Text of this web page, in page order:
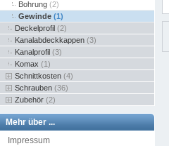
Bohrung (2)
Gewinde (1)
Deckelprofil (2)
Kanalabdeckkappen (3)
Kanalprofil (3)
Komax (1)
Schnittkosten (4)
Schrauben (36)
Zubehör (2)
Mehr über ...
Impressum